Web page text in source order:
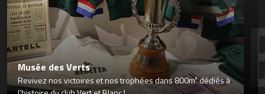
Musée des Verts
Revivez nos victoires et nos trophées dans 800m² dédiés à